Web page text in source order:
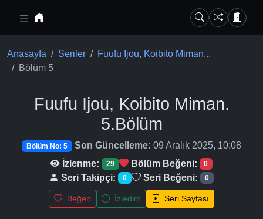
Anasayfa Seriler
Fuufu Ijou, Koibito Miman...
Bölüm 5
Fuufu Ijou, Koibito Miman.
5.Bölüm
Bölüm No: 5 Son Güncelleme: 09 Aralık 2025, 10:08
İzlenme:
29 Bölüm Beğeni: 0
Seri Takipçi: 0 Seri Beğeni: 0
Beğen İzledim Seri Sayfası